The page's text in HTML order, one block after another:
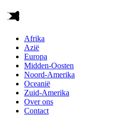
Afrika
Azië
Europa
Midden-Oosten
Noord-Amerika
Oceanië
Zuid-Amerika
Over ons
Contact